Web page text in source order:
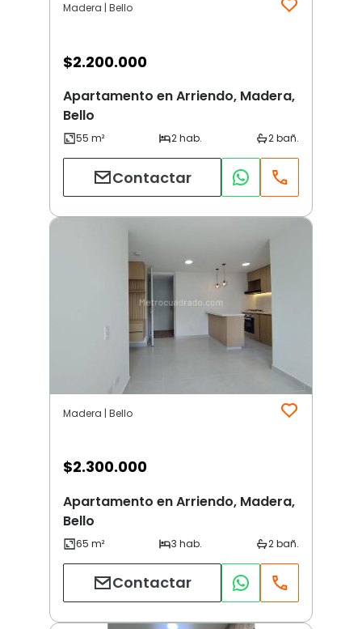
Madera | Bello
$2.200.000
Apartamento en Arriendo, Madera,
Bello
Contactar
Madera | Bello
$2.300.000
Apartamento en Arriendo, Madera,
Bello
Contactar